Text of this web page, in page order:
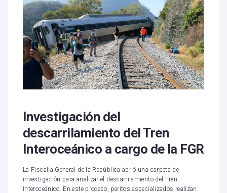
Investigación del
descarrilamiento del Tren
Interoceánico a cargo de la FGR
La Fiscalía General de la República abrió una carpeta de
investigación para analizar el descarrilamiento del Tren
Interoceánico. En este proceso, peritos especializados realizan